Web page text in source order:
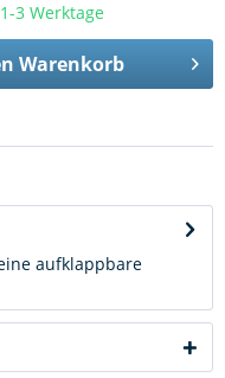
3 Werktage
Warenkorb
aufklappbare